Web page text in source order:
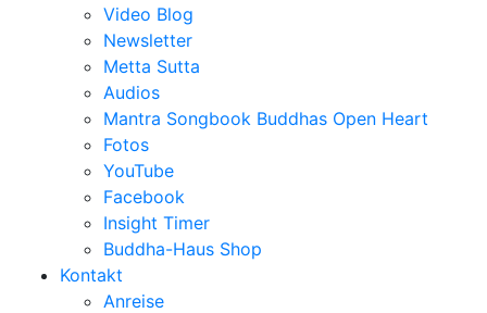
Video Blog
Newsletter
Metta Sutta
Audios
Mantra Songbook Buddhas Open Heart
Fotos
YouTube
Facebook
Insight Timer
Buddha-Haus Shop
Kontakt
Anreise